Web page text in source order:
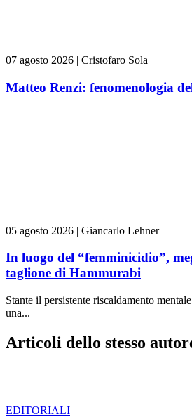
07 agosto 2026 | Cristofaro Sola
Matteo Renzi: fenomenologia
05 agosto 2026 | Giancarlo Lehner
In luogo del “femminicidio”,
taglione di Hammurabi
Stante il persistente riscaldamento
una...
Articoli dello stesso
EDITORIALI